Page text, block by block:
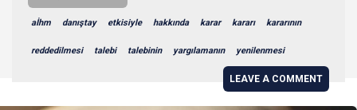
aİhm danıştay etkisiyle hakkında karar kararı kararının
reddedilmesi talebi talebinin yargılamanın yenilenmesi
LEAVE A COMMENT